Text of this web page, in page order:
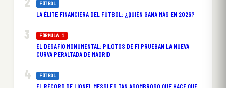
FÚTBOL
LA ÉLITE FINANCIERA DEL FÚTBOL: ¿QUIÉN GANA MÁS EN 2026?
FÓRMULA 1
EL DESAFÍO MONUMENTAL: PILOTOS DE F1 PRUEBAN LA NUEVA
CURVA PERALTADA DE MADRID
FÚTBOL